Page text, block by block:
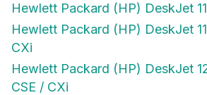
Hewlett Packard (HP) DeskJet
Hewlett Packard (HP) DeskJet
CXi
Hewlett Packard (HP) DeskJet
CSE / CXi